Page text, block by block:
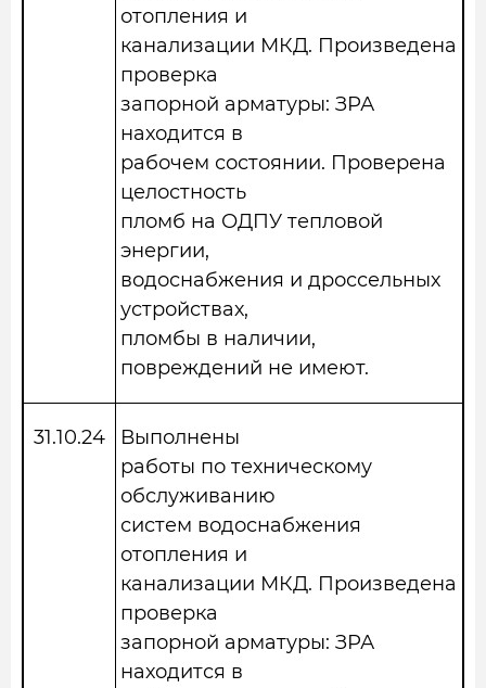
отопления и
канализации МКД. Произведена
проверка
запорной арматуры: ЗРА
находится в
рабочем состоянии. Проверена
целостность
пломб на ОДПУ тепловой
энергии,
водоснабжения и дроссельных
устройствах,
пломбы в наличии,
повреждений не имеют.
31.10.24
Выполнены
работы по техническому
обслуживанию
систем водоснабжения
отопления и
канализации МКД. Произведена
проверка
запорной арматуры: ЗРА
находится в